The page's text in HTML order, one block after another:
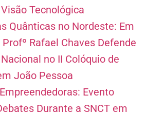
Tecnológica
Quânticas no Nordeste: Em
Rafael Chaves Defende
no II Colóquio de
João Pessoa
Evento
Durante a SNCT em